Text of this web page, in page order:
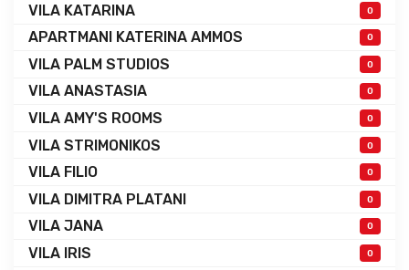
VILA KATARINA 0
APARTMANI KATERINA AMMOS 0
VILA PALM STUDIOS 0
VILA ANASTASIA 0
VILA AMY'S ROOMS 0
VILA STRIMONIKOS 0
VILA FILIO 0
VILA DIMITRA PLATANI 0
VILA JANA 0
VILA IRIS 0